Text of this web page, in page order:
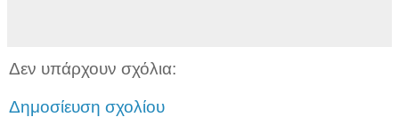
Δεν υπάρχουν σχόλια:
Δημοσίευση σχολίου